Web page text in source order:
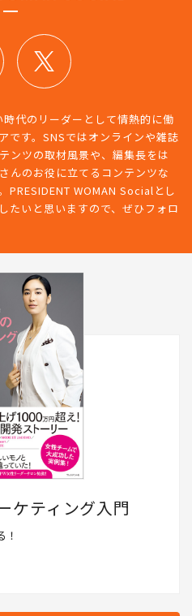
時代のリーダーとして情熱的に働
です。SNSではオンラインや雑誌
ンツの取材風景や、編集長をは
んのお役に立てるコンテンツな
PRESIDENT WOMAN Socialとし
たいと思いますので、ぜひフォロ
ケティング入門